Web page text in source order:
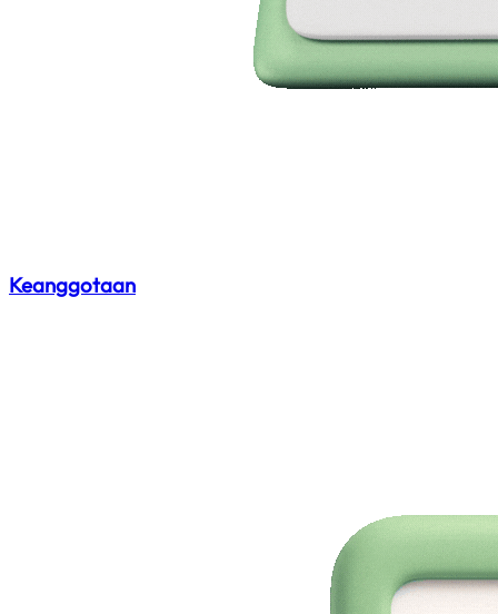
Keanggotaan